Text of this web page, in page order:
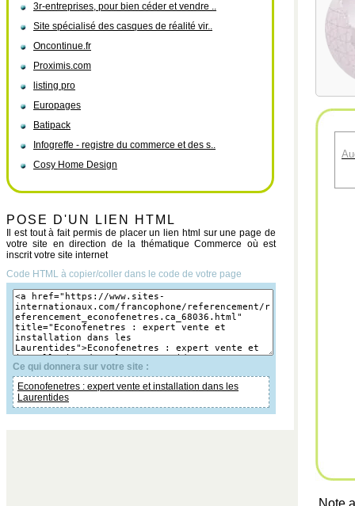
3r-entreprises, pour bien céder et vendre ..
Site spécialisé des casques de réalité vir..
Oncontinue.fr
Proximis.com
listing pro
Europages
Batipack
Infogreffe - registre du commerce et des s..
Cosy Home Design
POSE D'UN LIEN HTML
Il est tout à fait permis de placer un lien html sur une page de
votre site en direction de la thématique Commerce où est
inscrit votre site internet
Code HTML à copier/coller dans le code de votre page
Ce qui donnera sur votre site :
Econofenetres : expert vente et installation dans les
Laurentides
Note